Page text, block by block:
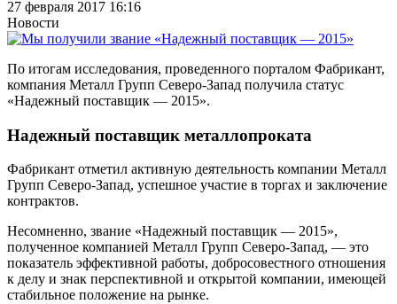
27 февраля 2017 16:16
Новости
По итогам исследования, проведенного порталом Фабрикант,
компания Металл Групп Северо-Запад получила статус
«Надежный поставщик — 2015».
Надежный поставщик металлопроката
Фабрикант отметил активную деятельность компании Металл
Групп Северо-Запад, успешное участие в торгах и заключение
контрактов.
Несомненно, звание «Надежный поставщик — 2015»,
полученное компанией Металл Групп Северо-Запад, — это
показатель эффективной работы, добросовестного отношения
к делу и знак перспективной и открытой компании, имеющей
стабильное положение на рынке.